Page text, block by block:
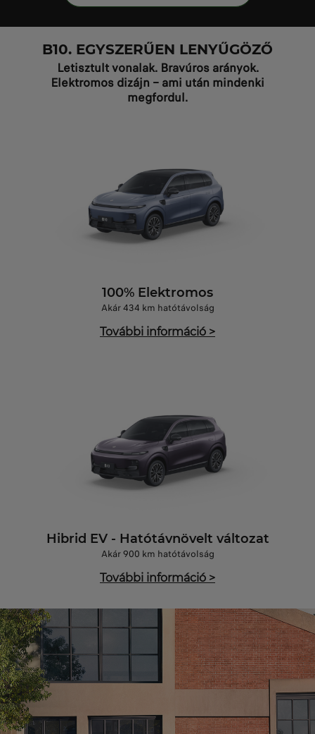
B10. EGYSZERŰEN LENYŰGÖZŐ
Letisztult vonalak. Bravúros arányok.
Elektromos dizájn – ami után mindenki
megfordul.
100% Elektromos
Akár 434 km hatótávolság
További információ >
Hibrid EV - Hatótávnövelt változat
Akár 900 km hatótávolság
További információ >